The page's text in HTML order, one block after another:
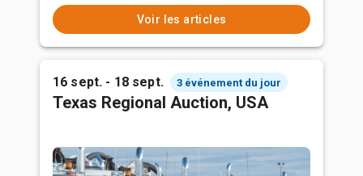
Voir les articles
16 sept. - 18 sept. 3 événement du jour
Texas Regional Auction, USA